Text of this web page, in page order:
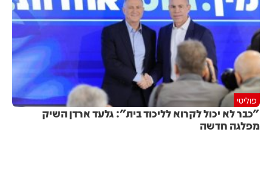
פוליטי
"כבר לא יכול לקרוא לליכוד בית": גלעד ארדן השיק
מפלגה חדשה